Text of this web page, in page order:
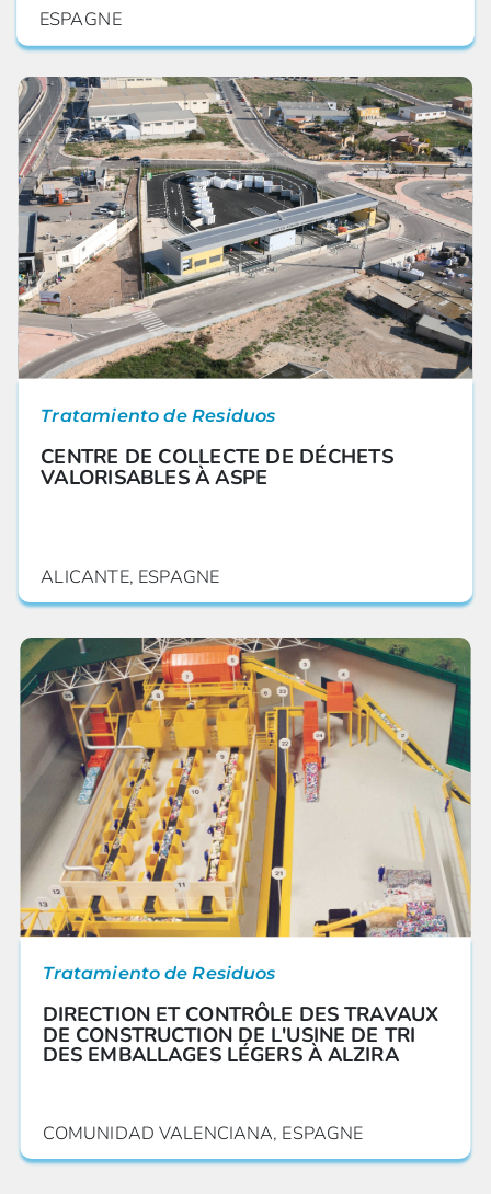
ESPAGNE
Tratamiento de Residuos
CENTRE DE COLLECTE DE DÉCHETS
VALORISABLES À ASPE
ALICANTE, ESPAGNE
Tratamiento de Residuos
DIRECTION ET CONTRÔLE DES TRAVAUX
DE CONSTRUCTION DE L'USINE DE TRI
DES EMBALLAGES LÉGERS À ALZIRA
COMUNIDAD VALENCIANA, ESPAGNE